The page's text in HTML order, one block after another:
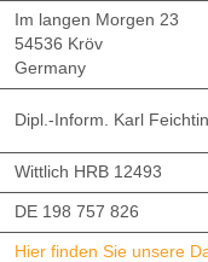
Im langen Morgen 23
54536 Kröv
Germany
Dipl.-Inform. Karl
Wittlich HRB 12493
DE 198 757 826
Hier finden Sie unsere